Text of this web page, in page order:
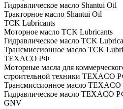
Гидравлическое масло Shantui Oil
Тракторное масло Shantui Oil
TCK Lubricants
Моторное масло TCK Lubricants
Гидравлическое масло TCK
Трансмиссионное масло TCK
TEXACO РФ
Моторные масла для
строительной техники TEXACO
Трансмиссионное масло
Гидравлическое масло TEXACO
GNV